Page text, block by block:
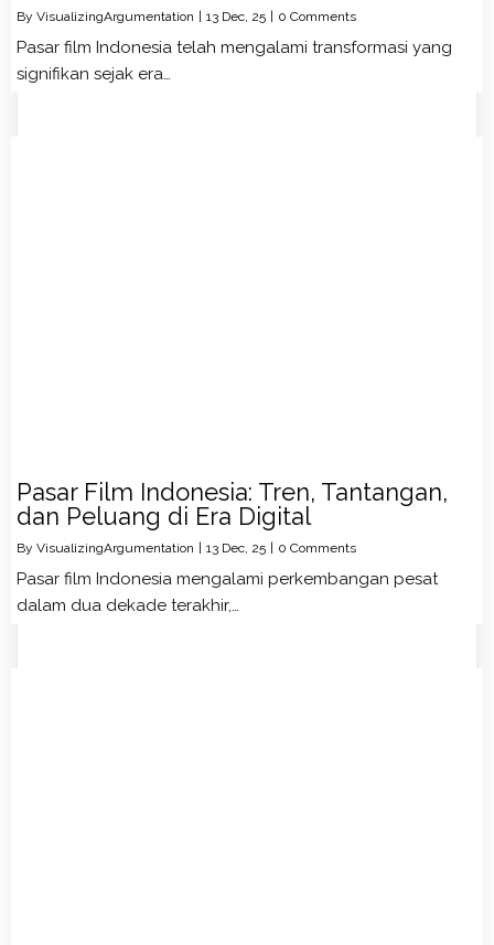
By VisualizingArgumentation | 13 Dec, 25 | 0 Comments
Pasar film Indonesia telah mengalami transformasi yang
signifikan sejak era…
Pasar Film Indonesia: Tren, Tantangan,
dan Peluang di Era Digital
By VisualizingArgumentation 13 Dec, 25 0 Comments
Pasar film Indonesia mengalami perkembangan pesat
dalam dua dekade terakhir,…